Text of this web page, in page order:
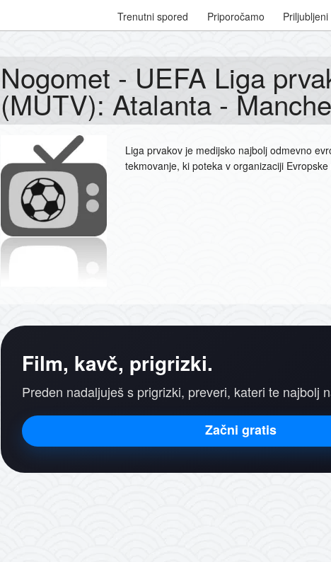
Trenutni spored Priporočamo
Nogomet - UEFA Liga
(MUTV): Atalanta -
Liga prvakov je medijsko najbolj odmevno
tekmovanje, ki poteka v organizaciji
Film, kavč, prigrizki.
Preden nadaljuješ s prigrizki, preveri, kateri te najbolj
Začni gratis